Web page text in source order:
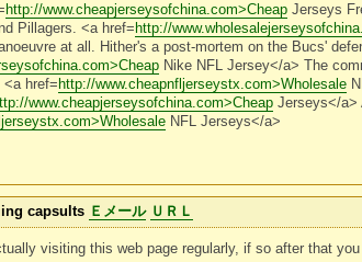
http://www.cheapjerseysofchina.com>Cheap Jerseys
Pillagers. <a href= http://
at all. Hither's a post-mortem on the Bucs'
Nike NFL Jersey</a> The
href= http://www.cheapnfljerseystx.com>Wholesale
www.cheapjerseysofchina.com>Cheap Jerseys</a>
NFL Jerseys</a>
capsults Ｅメール ＵＲＬ
visiting this web page regularly, if so after that